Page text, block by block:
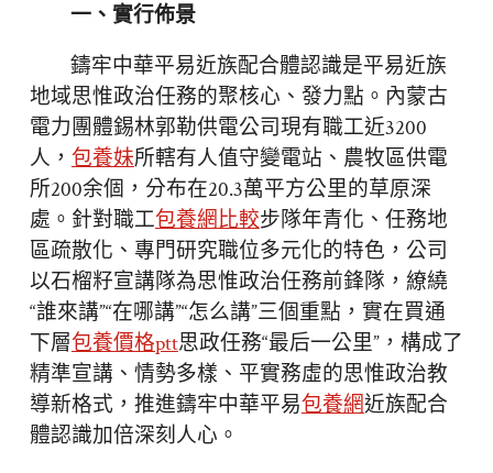
一、實行佈景
鑄牢中華平易近族配合體認識是平易近族
地域思惟政治任務的聚核心、發力點。內蒙古
電力團體錫林郭勒供電公司現有職工近3200
人，包養妹所轄有人值守變電站、農牧區供電
所200余個，分布在20.3萬平方公里的草原深
處。針對職工包養網比較步隊年青化、任務地
區疏散化、專門研究職位多元化的特色，公司
以石榴籽宣講隊為思惟政治任務前鋒隊，繚繞
“誰來講”“在哪講”“怎么講”三個重點，實在買通
下層包養價格ptt思政任務“最后一公里”，構成了
精準宣講、情勢多樣、平實務虛的思惟政治教
導新格式，推進鑄牢中華平易包養網近族配合
體認識加倍深刻人心。